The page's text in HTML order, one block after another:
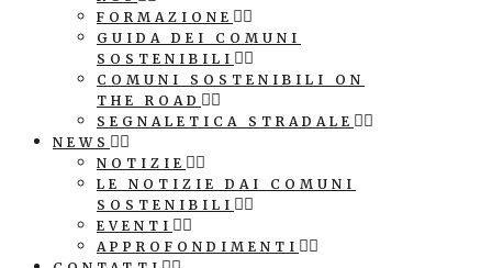
FORMAZIONE
GUIDA DEI COMUNI
SOSTENIBILI
COMUNI SOSTENIBILI ON
THE ROAD
SEGNALETICA STRADALE
NEWS
NOTIZIE
LE NOTIZIE DAI COMUNI
SOSTENIBILI
EVENTI
APPROFONDIMENTI